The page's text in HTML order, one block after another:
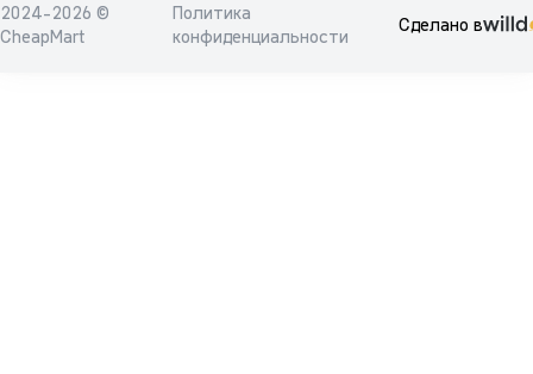
2024-2026 ©
CheapMart
Политика
конфиденциальности
Сделано в